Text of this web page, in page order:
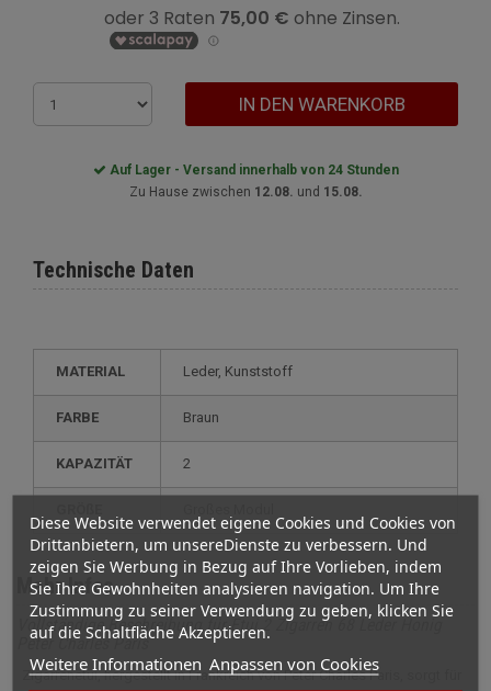
Diese Website verwendet eigene Cookies und Cookies von
Drittanbietern, um unsereDienste zu verbessern. Und
zeigen Sie Werbung in Bezug auf Ihre Vorlieben, indem
Sie Ihre Gewohnheiten analysieren navigation. Um Ihre
Zustimmung zu seiner Verwendung zu geben, klicken Sie
auf die Schaltfläche Akzeptieren.
Weitere Informationen Anpassen von Cookies
IN DEN WARENKORB
Auf Lager - Versand innerhalb von 24 Stunden
Zu Hause zwischen 12.08. und 15.08.
Technische Daten
MATERIAL Leder, Kunststoff
FARBE Braun
KAPAZITÄT 2
Mehr Infos
Vollständige Beschreibung für Etui 2 Zigarren 68 Leder Honig
Peter Charles Paris
Zigarrenetui, hergestellt in Frankreich von Peter Charles Paris, sorgt für